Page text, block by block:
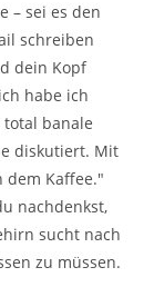
– sei es den
schreiben
dein Kopf
habe ich
banale
diskutiert. Mit
dem Kaffee."
nachdenkst,
sucht nach
zu müssen.